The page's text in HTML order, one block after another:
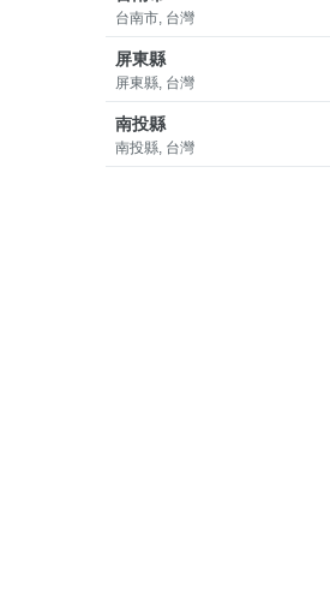
台南市, 台灣
屏東縣
屏東縣, 台灣
南投縣
南投縣, 台灣